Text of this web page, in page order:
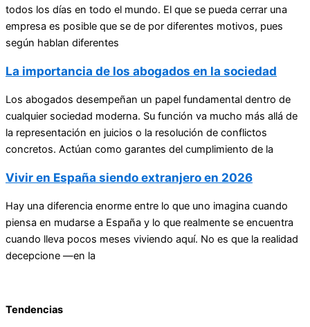
todos los días en todo el mundo. El que se pueda cerrar una
empresa es posible que se de por diferentes motivos, pues
según hablan diferentes
La importancia de los abogados en la sociedad
Los abogados desempeñan un papel fundamental dentro de
cualquier sociedad moderna. Su función va mucho más allá de
la representación en juicios o la resolución de conflictos
concretos. Actúan como garantes del cumplimiento de la
Vivir en España siendo extranjero en 2026
Hay una diferencia enorme entre lo que uno imagina cuando
piensa en mudarse a España y lo que realmente se encuentra
cuando lleva pocos meses viviendo aquí. No es que la realidad
decepcione —en la
Tendencias